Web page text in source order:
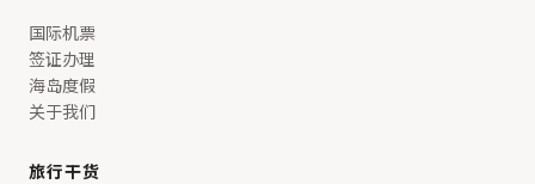
国际机票
签证办理
海岛度假
关于我们
旅行干货